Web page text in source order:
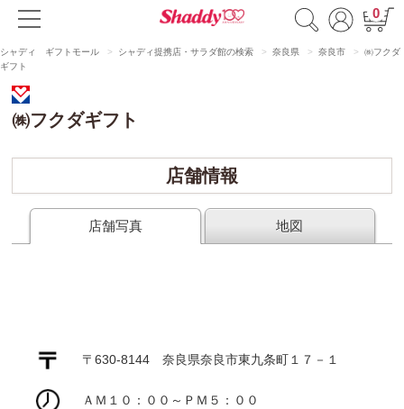
0
シャディ ギフトモール シャディ提携店・サラダ館の検索 奈良県 奈良市
㈱フクダ
ギフト
㈱フクダギフト
店舗情報
店舗写真 地図
〒630-8144 奈良県奈良市東九条町１７－１
ＡＭ１０：００～ＰＭ５：００